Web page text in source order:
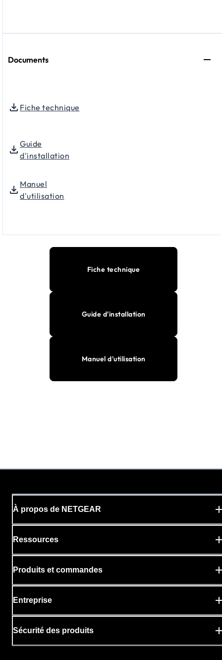
Documents
Fiche technique
Guide
d'installation
Manuel
d'utilisation
Fiche technique
Guide d'installation
Manuel d'utilisation
À propos de NETGEAR
Ressources
Produits et commandes
Entreprise
Sécurité des produits